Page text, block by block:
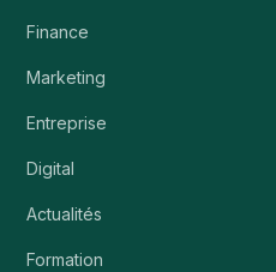
Finance
Marketing
Entreprise
Digital
Actualités
Formation